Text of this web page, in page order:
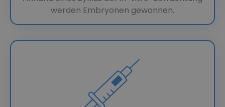
werden Embryonen gewonnen.